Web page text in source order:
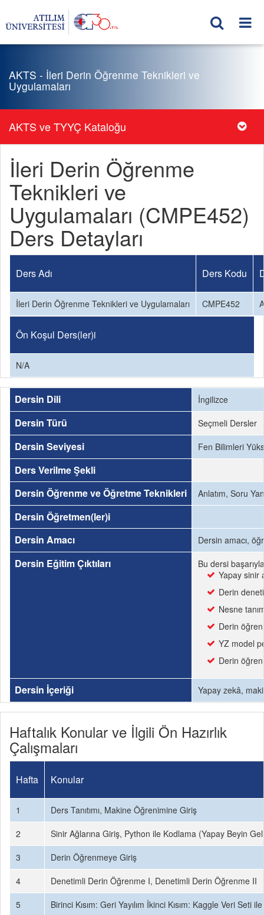
AKTS - İleri Derin Öğrenme Teknikleri ve
Uygulamaları
AKTS ve TYYÇ Kataloğu
İleri Derin Öğrenme
Teknikleri ve
Uygulamaları (CMPE452)
Ders Detayları
Ders Adı Ders Kodu
İleri Derin Öğrenme Teknikleri ve Uygulamaları CMPE452
Ön Koşul Ders(ler)i
N/A
Dersin Dili İngilizce
Dersin Türü Seçmeli Dersler
Dersin Seviyesi Fen Bilimleri
Ders Verilme Şekli
Dersin Öğrenme ve Öğretme Teknikleri
Anlatım, Soru
Dersin Öğretmen(ler)i
Dersin Amacı
Dersin amacı,
Dersin Eğitim Çıktıları
Bu dersi
Yapay sinir
Derin
Nesne
Derin
YZ model
Derin
Dersin İçeriği Yapay zekâ,
Haftalık Konular ve İlgili Ön Hazırlık
Çalışmaları
Hafta Konular
1
Ders Tanıtımı, Makine Öğrenimine Giriş
2
Sinir Ağlarına Giriş, Python ile Kodlama (Yapay Beyin
3
Derin Öğrenmeye Giriş
4
Denetimli Derin Öğrenme I, Denetimli Derin Öğrenme II
5
Birinci Kısım: Geri Yayılım İkinci Kısım: Kaggle Veri